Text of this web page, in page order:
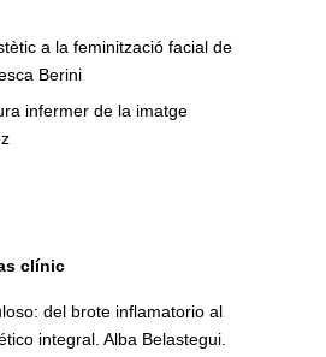
a la feminització facial de
Berini
infermer de la imatge
clínic
del brote inflamatorio al
integral. Alba Belastegui.